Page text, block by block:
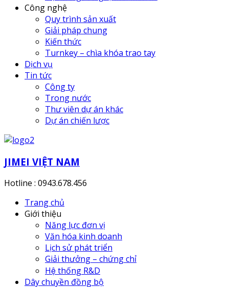
Công nghệ
Quy trình sản xuất
Giải pháp chung
Kiến thức
Turnkey – chìa khóa trao tay
Dịch vụ
Tin tức
Công ty
Trong nước
Thư viên dự án khác
Dự án chiến lược
JIMEI VIỆT NAM
Hotline : 0943.678.456
Trang chủ
Giới thiệu
Năng lực đơn vị
Văn hóa kinh doanh
Lịch sử phát triển
Giải thưởng – chứng chỉ
Hệ thống R&D
Dây chuyền đồng bộ